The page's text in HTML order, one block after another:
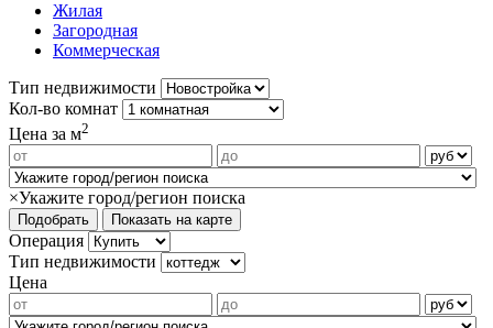
Жилая
Загородная
Коммерческая
Тип недвижимости
Кол-во комнат
Цена за м2
×Укажите город/регион поиска
Операция
Тип недвижимости
Цена